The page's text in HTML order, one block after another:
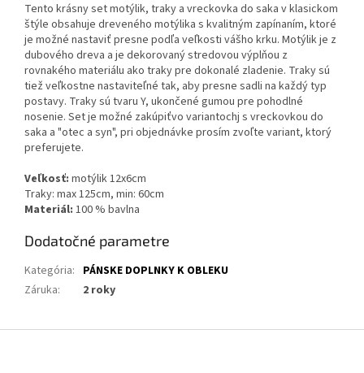
Tento krásny set motýlik, traky a vreckovka do saka v klasickom
štýle obsahuje dreveného motýlika s kvalitným zapínaním, ktoré
je možné nastaviť presne podľa veľkosti vášho krku. Motýlik je z
dubového dreva a je dekorovaný stredovou výplňou z
rovnakého materiálu ako traky pre dokonalé zladenie. Traky sú
tiež veľkostne nastaviteľné tak, aby presne sadli na každý typ
postavy. Traky sú tvaru Y, ukončené gumou pre pohodlné
nosenie. Set je možné zakúpiťvo variantochj s vreckovkou do
saka a "otec a syn", pri objednávke prosím zvoľte variant, ktorý
preferujete.
Veľkosť: motýlik 12x6cm
Traky: max 125cm, min: 60cm
Materiál: 100 % bavlna
Dodatočné parametre
Kategória: PÁNSKE DOPLNKY K OBLEKU
Záruka: 2 roky